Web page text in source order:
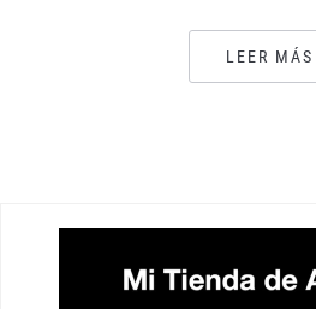
LEER MÁS